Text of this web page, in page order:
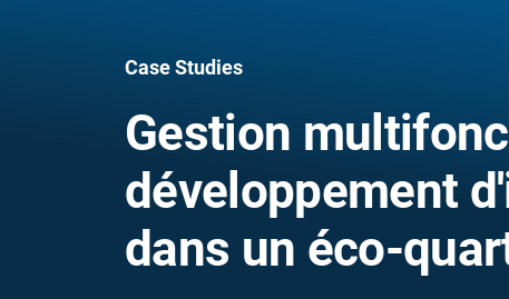
Case Studies
Gestion
développement
dans un éco-